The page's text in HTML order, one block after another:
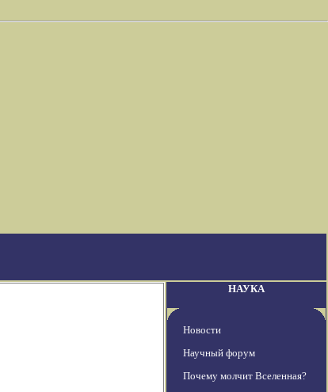
НАУКА
Новости
Научный форум
Почему молчит Вселенная?